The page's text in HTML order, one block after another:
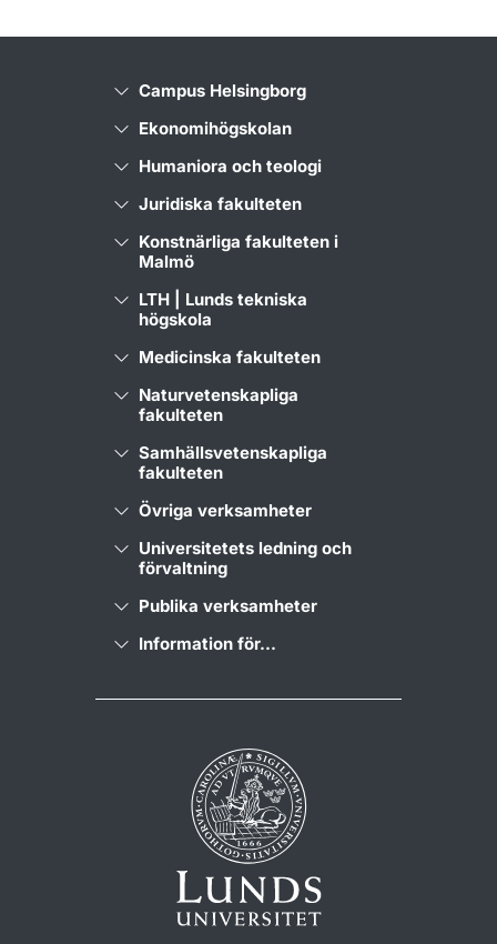
Campus Helsingborg
Ekonomihögskolan
Humaniora och teologi
Juridiska fakulteten
Konstnärliga fakulteten i
Malmö
LTH | Lunds tekniska
högskola
Medicinska fakulteten
Naturvetenskapliga
fakulteten
Samhällsvetenskapliga
fakulteten
Övriga verksamheter
Universitetets ledning och
förvaltning
Publika verksamheter
Information för...